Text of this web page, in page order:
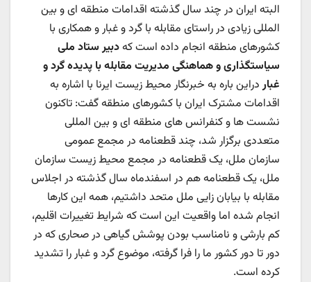
البته ایران در چند سال گذشته اقدامات منطقه ای و بین
المللی زیادی در راستای مقابله با گرد و غبار و همکاری با
کشورهای منطقه انجام داده است کهدبیر ستاد ملی
‌سیاستگذاری و هماهنگی ‌مدیریت‌ مقابله با پدیده گرد و
غباردراین باره به خبرنگار محیط زیست ایرنا با اشاره به
اقدامات مشترک ایران با کشورهای منطقه گفت: تاکنون
نشست ها و کنفرانس های منطقه ای و بین المللی
متعددی برگزار شد، چند قطعنامه در مجمع عمومی
سازمان ملل، یک قطعنامه در مجمع محیط زیست سازمان
ملل، یک قطعنامه هم در اسفندماه سال گذشته در اجلاس
مقابله با بیابان زایی ملل متحد داشتیم، همه این کارها
انجام شده اما واقعیت این است که شرایط تغییرات اقلیم،
کم بارشی و نامناسب بودن پوشش گیاهی در صحاری که در
دور تا دور کشور ما را فرا گرفته، موضوع گرد و غبار را تشدید
کرده است.